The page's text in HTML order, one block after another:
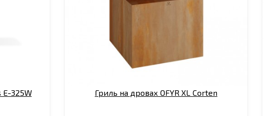
E-325W Гриль на дровах OFYR XL Corten